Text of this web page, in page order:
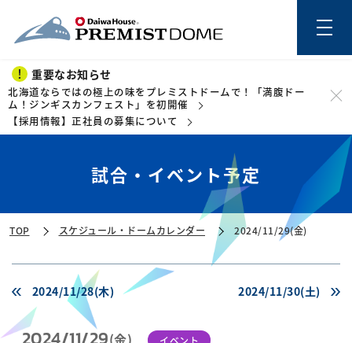
このページの本文を読む
重要なお知らせ
北海道ならではの極上の味をプレミストドームで！「満腹ドー
ム！ジンギスカンフェスト」を初開催
【採用情報】正社員の募集について
試合・イベント予定
TOP スケジュール・ドームカレンダー 2024/11/29(金)
2024/11/28(木) 2024/11/30(土)
(金) イベント